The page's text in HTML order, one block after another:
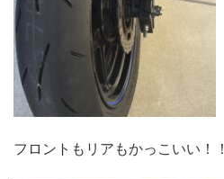
フロントもリアもかっこいい！！